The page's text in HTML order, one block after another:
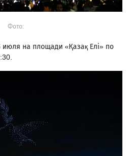
Фото:
июля на площади «Қазақ Елі» по